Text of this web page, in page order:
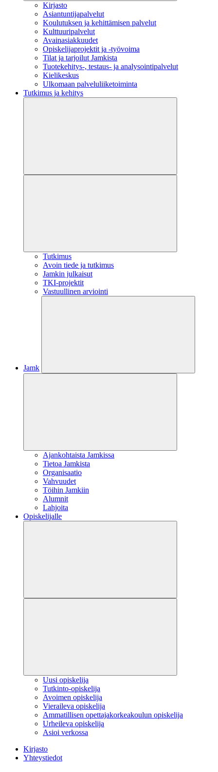
Kirjasto
Asiantuntijapalvelut
Koulutuksen ja kehittämisen palvelut
Kulttuuripalvelut
Avainasiakkuudet
Opiskelijaprojektit​ ja -työvoima
Tilat ja tarjoilut Jamkista
Tuotekehitys-, testaus- ja analysointipalvelut
Kielikeskus
Ulkomaan palveluliiketoiminta
Tutkimus ja kehitys
Tutkimus
Avoin tiede ja tutkimus
Jamkin julkaisut
TKI-projektit
Vastuullinen arviointi
Jamk
Ajankohtaista Jamkissa
Tietoa Jamkista
Organisaatio
Vahvuudet
Töihin Jamkiin
Alumnit
Lahjoita
Opiskelijalle
Uusi opiskelija
Tutkinto-opiskelija
Avoimen opiskelija
Vieraileva opiskelija
Ammatillisen opettajakorkeakoulun opiskelija
Urheileva opiskelija
Asioi verkossa
Kirjasto
Yhteystiedot